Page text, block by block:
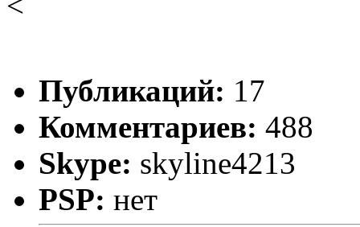
Публикаций: 17
Комментариев: 488
Skype: skyline4213
PSP: нет